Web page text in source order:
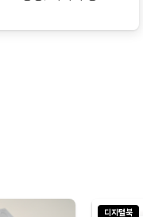
·로봇·자율주행 시스
디지털북